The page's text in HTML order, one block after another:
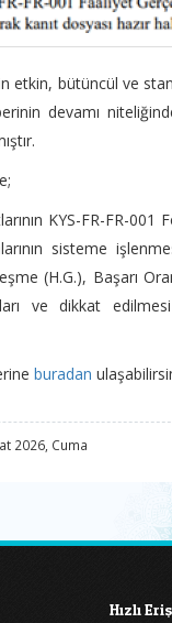
etkin, bütüncül ve
devamı
KYS-FR-FR-
sisteme
(H.G.), Başarı
ve dikkat
buradan
2026, Cuma
Hızlı